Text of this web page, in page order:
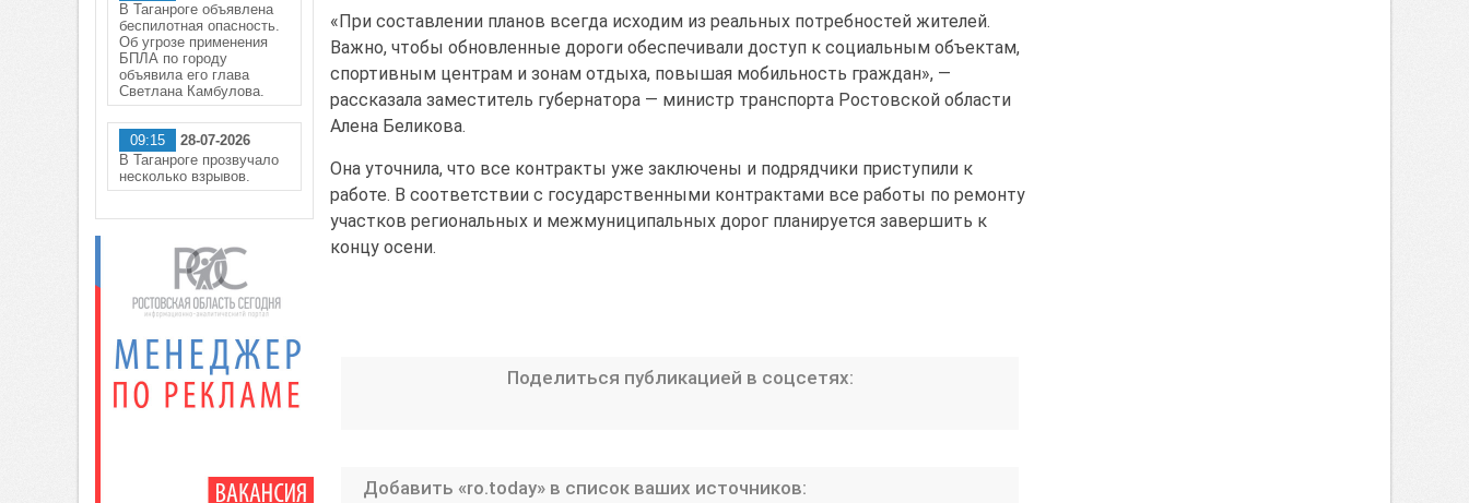
«При составлении планов всегда исходим из реальных потребностей жителей.
Важно, чтобы обновленные дороги обеспечивали доступ к социальным объектам,
спортивным центрам и зонам отдыха, повышая мобильность граждан», —
рассказала заместитель губернатора — министр транспорта Ростовской области
Алена Беликова.
Она уточнила, что все контракты уже заключены и подрядчики приступили к
работе. В соответствии с государственными контрактами все работы по ремонту
участков региональных и межмуниципальных дорог планируется завершить к
концу осени.
Поделиться публикацией в соцсетях:
Добавить «ro.today» в список ваших источников:
В Таганроге объявлена
беспилотная опасность.
Об угрозе применения
БПЛА по городу
объявила его глава
Светлана Камбулова.
09:15
28-07-2026
В Таганроге прозвучало
несколько взрывов.